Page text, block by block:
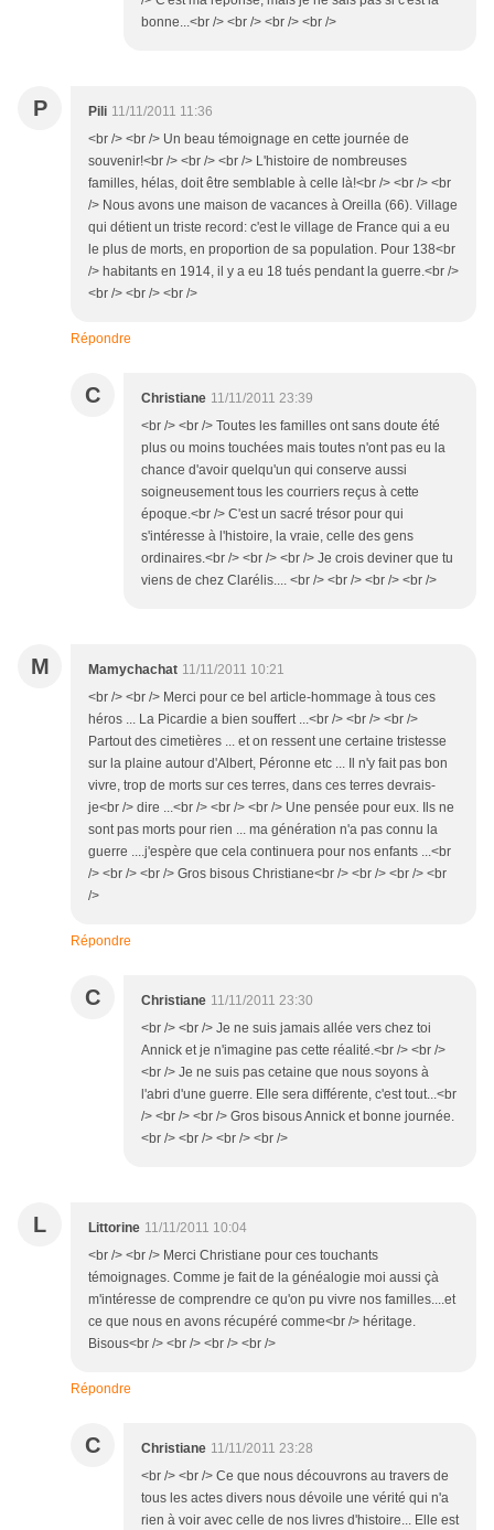
bonne...<br /> <br /> <br /> <br />
P Pili 11/11/2011 11:36
<br /> <br /> Un beau témoignage en cette journée de
souvenir!<br /> <br /> <br /> L'histoire de nombreuses
familles, hélas, doit être semblable à celle là!<br /> <br /> <br
/> Nous avons une maison de vacances à Oreilla (66). Village
qui détient un triste record: c'est le village de France qui a eu
le plus de morts, en proportion de sa population. Pour 138<br
/> habitants en 1914, il y a eu 18 tués pendant la guerre.<br />
<br /> <br /> <br />
Répondre
C Christiane 11/11/2011 23:39
<br /> <br /> Toutes les familles ont sans doute été
plus ou moins touchées mais toutes n'ont pas eu la
chance d'avoir quelqu'un qui conserve aussi
soigneusement tous les courriers reçus à cette
époque.<br /> C'est un sacré trésor pour qui
s'intéresse à l'histoire, la vraie, celle des gens
ordinaires.<br /> <br /> <br /> Je crois deviner que tu
viens de chez Clarélis.... <br /> <br /> <br /> <br />
M Mamychachat 11/11/2011 10:21
<br /> <br /> Merci pour ce bel article-hommage à tous ces
héros ... La Picardie a bien souffert ...<br /> <br /> <br />
Partout des cimetières ... et on ressent une certaine tristesse
sur la plaine autour d'Albert, Péronne etc ... Il n'y fait pas bon
vivre, trop de morts sur ces terres, dans ces terres devrais-
je<br /> dire ...<br /> <br /> <br /> Une pensée pour eux. Ils ne
sont pas morts pour rien ... ma génération n'a pas connu la
guerre ....j'espère que cela continuera pour nos enfants ...<br
/> <br /> <br /> Gros bisous Christiane<br /> <br /> <br /> <br
/>
Répondre
C Christiane 11/11/2011 23:30
<br /> <br /> Je ne suis jamais allée vers chez toi
Annick et je n'imagine pas cette réalité.<br /> <br />
<br /> Je ne suis pas cetaine que nous soyons à
l'abri d'une guerre. Elle sera différente, c'est tout...<br
/> <br /> <br /> Gros bisous Annick et bonne journée.
<br /> <br /> <br /> <br />
L Littorine 11/11/2011 10:04
<br /> <br /> Merci Christiane pour ces touchants
témoignages. Comme je fait de la généalogie moi aussi çà
m'intéresse de comprendre ce qu'on pu vivre nos familles....et
ce que nous en avons récupéré comme<br /> héritage.
Bisous<br /> <br /> <br /> <br />
Répondre
C Christiane 11/11/2011 23:28
<br /> <br /> Ce que nous découvrons au travers de
tous les actes divers nous dévoile une vérité qui n'a
rien à voir avec celle de nos livres d'histoire... Elle est